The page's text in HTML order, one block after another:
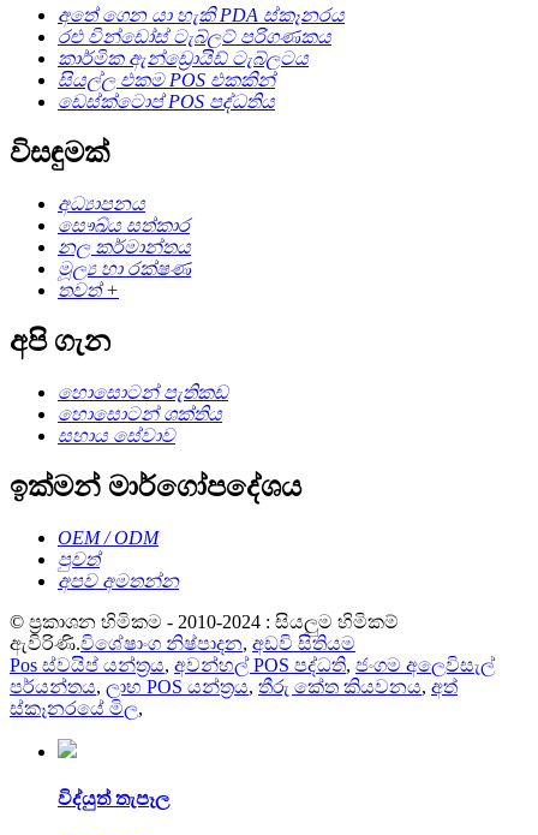
අතේ ගෙන යා හැකි PDA ස්කෑනරය
රළු වින්ඩෝස් ටැබ්ලට් පරිගණකය
කාර්මික ඇන්ඩ්‍රොයිඩ් ටැබ්ලටය
සියල්ල එකම POS එකකින්
ඩෙස්ක්ටොප් POS පද්ධතිය
විසඳුමක්
අධ්‍යාපනය
සෞඛ්ය සත්කාර
නල කර්මාන්තය
මූල්‍ය හා රක්ෂණ
තවත් +
අපි ගැන
හොසොටන් පැතිකඩ
හොසොටන් ශක්තිය
සහාය සේවාව
ඉක්මන් මාර්ගෝපදේශය
OEM / ODM
පුවත්
අපව අමතන්න
© ප්‍රකාශන හිමිකම - 2010-2024 : සියලුම හිමිකම්
ඇවිරිණි.විශේෂාංග නිෂ්පාදන, අඩවි සිතියම
Pos ස්වයිප් යන්ත්‍රය, අවන්හල් POS පද්ධති, ජංගම අලෙවිසැල්
පර්යන්තය, ලාභ POS යන්ත්‍රය, තීරු කේත කියවනය, අත්
ස්කෑනරයේ මිල,
විද්යුත් තැපෑල